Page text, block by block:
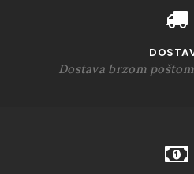
Dostava brzom